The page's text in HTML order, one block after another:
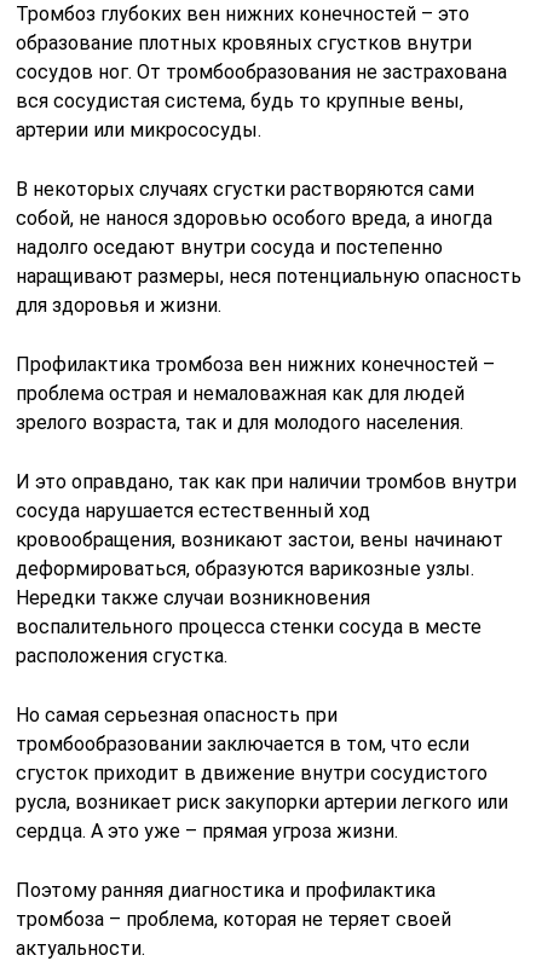
Тромбоз глубоких вен нижних конечностей – это
образование плотных кровяных сгустков внутри
сосудов ног. От тромбообразования не застрахована
вся сосудистая система, будь то крупные вены,
артерии или микрососуды.
В некоторых случаях сгустки растворяются сами
собой, не нанося здоровью особого вреда, а иногда
надолго оседают внутри сосуда и постепенно
наращивают размеры, неся потенциальную опасность
для здоровья и жизни.
Профилактика тромбоза вен нижних конечностей –
проблема острая и немаловажная как для людей
зрелого возраста, так и для молодого населения.
И это оправдано, так как при наличии тромбов внутри
сосуда нарушается естественный ход
кровообращения, возникают застои, вены начинают
деформироваться, образуются варикозные узлы.
Нередки также случаи возникновения
воспалительного процесса стенки сосуда в месте
расположения сгустка.
Но самая серьезная опасность при
тромбообразовании заключается в том, что если
сгусток приходит в движение внутри сосудистого
русла, возникает риск закупорки артерии легкого или
сердца. А это уже – прямая угроза жизни.
Поэтому ранняя диагностика и профилактика
тромбоза – проблема, которая не теряет своей
актуальности.